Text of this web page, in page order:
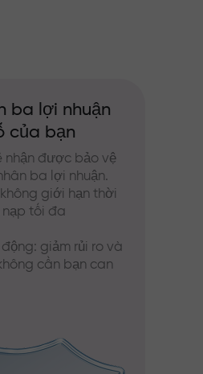
ba lợi nhuận
của bạn
nhận được bảo vệ
ba lợi nhuận.
giới hạn thời
nạp tối đa
giảm rủi ro và
cần bạn can